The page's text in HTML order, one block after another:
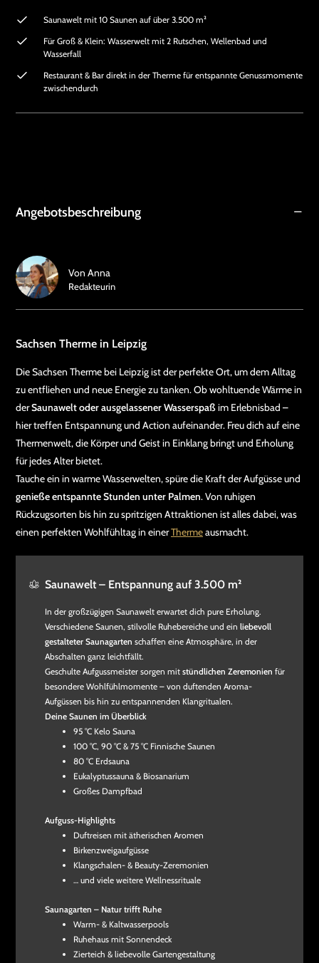
Saunawelt mit 10 Saunen auf über 3.500 m²
Für Groß & Klein: Wasserwelt mit 2 Rutschen, Wellenbad und
Wasserfall
Restaurant & Bar direkt in der Therme für entspannte Genussmomente
zwischendurch
Angebotsbeschreibung
Sachsen Therme in Leipzig
Die Sachsen Therme bei Leipzig ist der perfekte Ort, um dem Alltag
zu entfliehen und neue Energie zu tanken. Ob wohltuende Wärme in
derSaunawelt oder ausgelassener Wasserspaßim Erlebnisbad –
hier treffen Entspannung und Action aufeinander. Freu dich auf eine
Thermenwelt, die Körper und Geist in Einklang bringt und Erholung
für jedes Alter bietet.
Tauche ein in warme Wasserwelten, spüre die Kraft der Aufgüsse und
genieße entspannte Stunden unter Palmen. Von ruhigen
Rückzugsorten bis hin zu spritzigen Attraktionen ist alles dabei, was
einen perfekten Wohlfühltag in einerThermeausmacht.
Saunawelt – Entspannung auf 3.500 m²
In der großzügigen Saunawelt erwartet dich pure Erholung.
Verschiedene Saunen, stilvolle Ruhebereiche und ein liebevoll
gestalteter Saunagarten schaffen eine Atmosphäre, in der
Abschalten ganz leichtfällt.
Geschulte Aufgussmeister sorgen mit stündlichen Zeremonien für
besondere Wohlfühlmomente – von duftenden Aroma-
Aufgüssen bis hin zu entspannenden Klangritualen.
Deine Saunen im Überblick
95 °C Kelo Sauna
100 °C, 90 °C & 75 °C Finnische Saunen
80 °C Erdsauna
Eukalyptussauna & Biosanarium
Großes Dampfbad
Aufguss-Highlights
Duftreisen mit ätherischen Aromen
Birkenzweigaufgüsse
Klangschalen- & Beauty-Zeremonien
… und viele weitere Wellnessrituale
Saunagarten – Natur trifft Ruhe
Warm- & Kaltwasserpools
Ruhehaus mit Sonnendeck
Zierteich & liebevolle Gartengestaltung
Von Anna
Redakteurin